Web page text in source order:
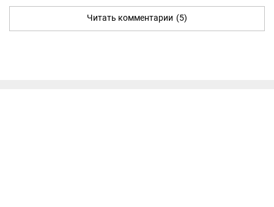
Читать комментарии (5)